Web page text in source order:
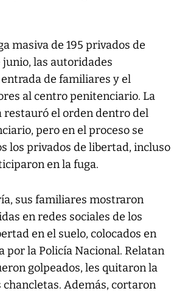
masiva de 195 privados de
junio, las autoridades
de familiares y el
al centro penitenciario. La
restauró el orden dentro del
pero en el proceso se
los privados de libertad, incluso
en la fuga.
sus familiares mostraron
en redes sociales de los
en el suelo, colocados en
por la Policía Nacional. Relatan
golpeados, les quitaron la
chancletas. Además, cortaron